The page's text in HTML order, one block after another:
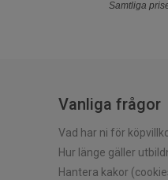
Samtliga
Vanliga frågor
Vad har ni för
Hur länge gäller
Hantera kakor